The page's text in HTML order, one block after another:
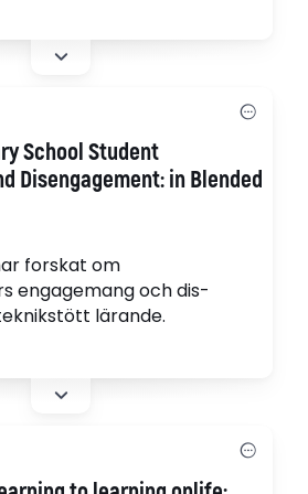
School Student
Disengagement: in Blended
forskat om
engagemang och dis-
lärande.